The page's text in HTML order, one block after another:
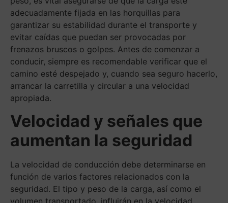
adecuadamente fijada en las horquillas para
garantizar su estabilidad durante el transporte y
evitar caídas que puedan ser provocadas por
frenazos bruscos o golpes. Antes de comenzar a
conducir, siempre es recomendable verificar que el
camino esté despejado y, cuando sea seguro hacerlo,
arrancar la carretilla y circular a una velocidad
apropiada.
Velocidad y señales que
aumentan la seguridad
La velocidad de conducción debe determinarse en
función de varios factores relacionados con la
seguridad. El tipo y peso de la carga, así como el